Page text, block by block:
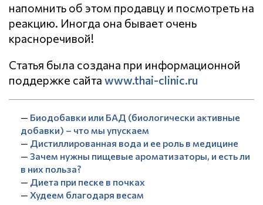
напомнить об этом продавцу и посмотреть на
реакцию. Иногда она бывает очень
красноречивой!
Статья была создана при информационной
поддержке сайта www.thai-clinic.ru
— Биодобавки или БАД (биологически активные
добавки) – что мы упускаем
— Дистиллированная вода и ее роль в медицине
— Зачем нужны пищевые ароматизаторы, и есть ли
в них польза?
— Диета при песке в почках
— Худеем благодаря весам